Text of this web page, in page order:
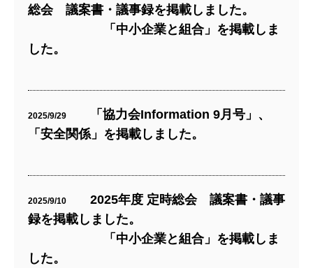
総会 議案書・議事録を掲載しました。
「中小企業と組合」を掲載しま
した。
2025/9/29
「協力会Information 9月号」、
「安全関係」を掲載しました。
2025/9/10
2025年度 定時総会 議案書・議事
録を掲載しました。
「中小企業と組合」を掲載しま
した。